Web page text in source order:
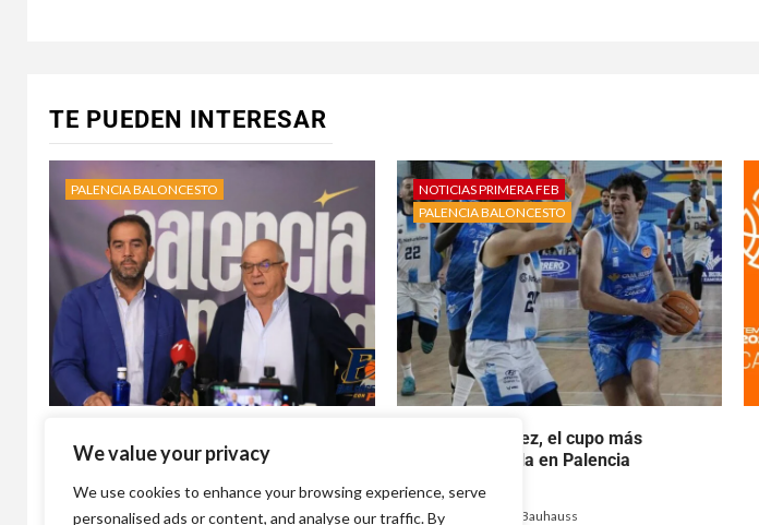
We value your privacy
We use cookies to enhance your browsing experience, serve
personalised ads or content, and analyse our traffic. By
TE PUEDEN INTERESAR
PALENCIA BALONCESTO
Baloncesto lanza su campaña de
abonados para la temporada 2026-
27
NOTICIAS PRIMERA FEB
PALENCIA BALONCESTO
Álvaro Martínez, el cupo más
deseado recala en Palencia
3 días atrás Bauhauss